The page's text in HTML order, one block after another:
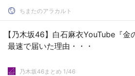
ちまたのアラカルト
【乃木坂46】白石麻衣YouTube『金
最速で届いた理由・・・
乃木坂46まとめ 1/46